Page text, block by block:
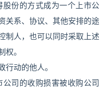
份的方式成为一个上市公
关系、协议、其他安排的途
制人，也可以同时采取上述
。
行动的他人。
司的收购损害被收购公司